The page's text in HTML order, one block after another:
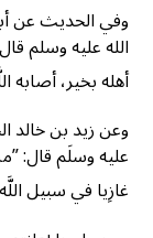
وفي الحديث عن
الله عليه وسلم
أهله بخير، أصابه
وعن زيد بن خالد
عليه وسلَم قال:
غازِيا في سبيل